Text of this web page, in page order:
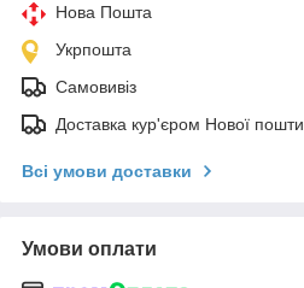
Нова Пошта
Укрпошта
Самовивіз
Доставка кур'єром Нової пошти
Всі умови доставки
Умови оплати